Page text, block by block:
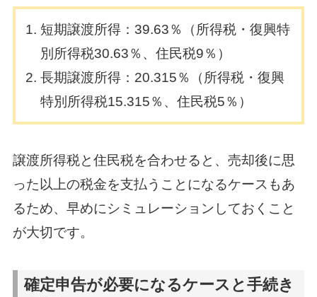
短期譲渡所得：39.63％（所得税・復興特
別所得税30.63％、住民税9％）
長期譲渡所得：20.315％（所得税・復興
特別所得税15.315％、住民税5％）
譲渡所得税と住民税を合わせると、売却後に思
った以上の税金を支払うことになるケースもあ
るため、早めにシミュレーションしておくこと
が大切です。
確定申告が必要になるケースと手続き